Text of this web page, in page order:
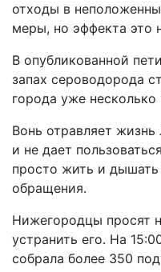
отходы в
меры, но эффекта это
В опубликованной
запах сероводорода
города уже несколько
Вонь отравляет
и не дает
просто жить и дышать
обращения.
Нижегородцы просят
устранить его. На
собрала более 350